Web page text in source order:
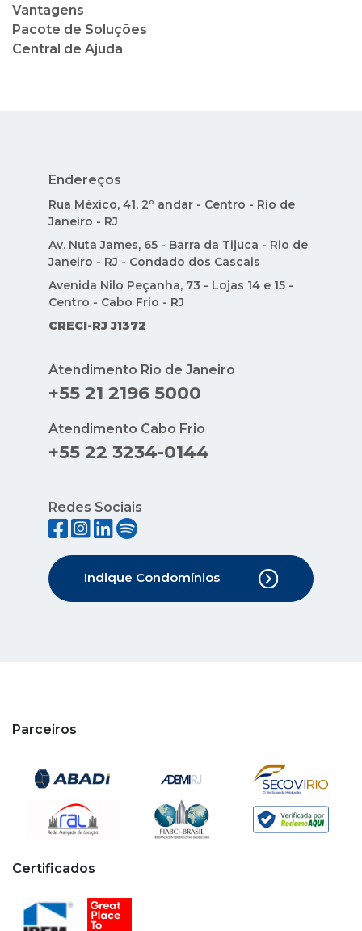
Vantagens
Pacote de Soluções
Central de Ajuda
Endereços
Rua México, 41, 2º andar - Centro - Rio de
Janeiro - RJ
Av. Nuta James, 65 - Barra da Tijuca - Rio de
Janeiro - RJ - Condado dos Cascais
Avenida Nilo Peçanha, 73 - Lojas 14 e 15 -
Centro - Cabo Frio - RJ
CRECI-RJ J1372
Atendimento Rio de Janeiro
+55 21 2196 5000
Atendimento Cabo Frio
+55 22 3234-0144
Redes Sociais
Indique Condomínios
Parceiros
Certificados